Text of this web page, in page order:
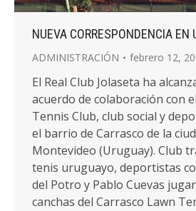
NUEVA CORRESPONDENCIA EN
ADMINISTRACIÓN febrero 12,
El Real Club Jolaseta ha
acuerdo de colaboración con
Tennis Club, club social y
el barrio de Carrasco de la
Montevideo (Uruguay). Club
tenis uruguayo, deportistas
del Potro y Pablo Cuevas
canchas del Carrasco Lawn